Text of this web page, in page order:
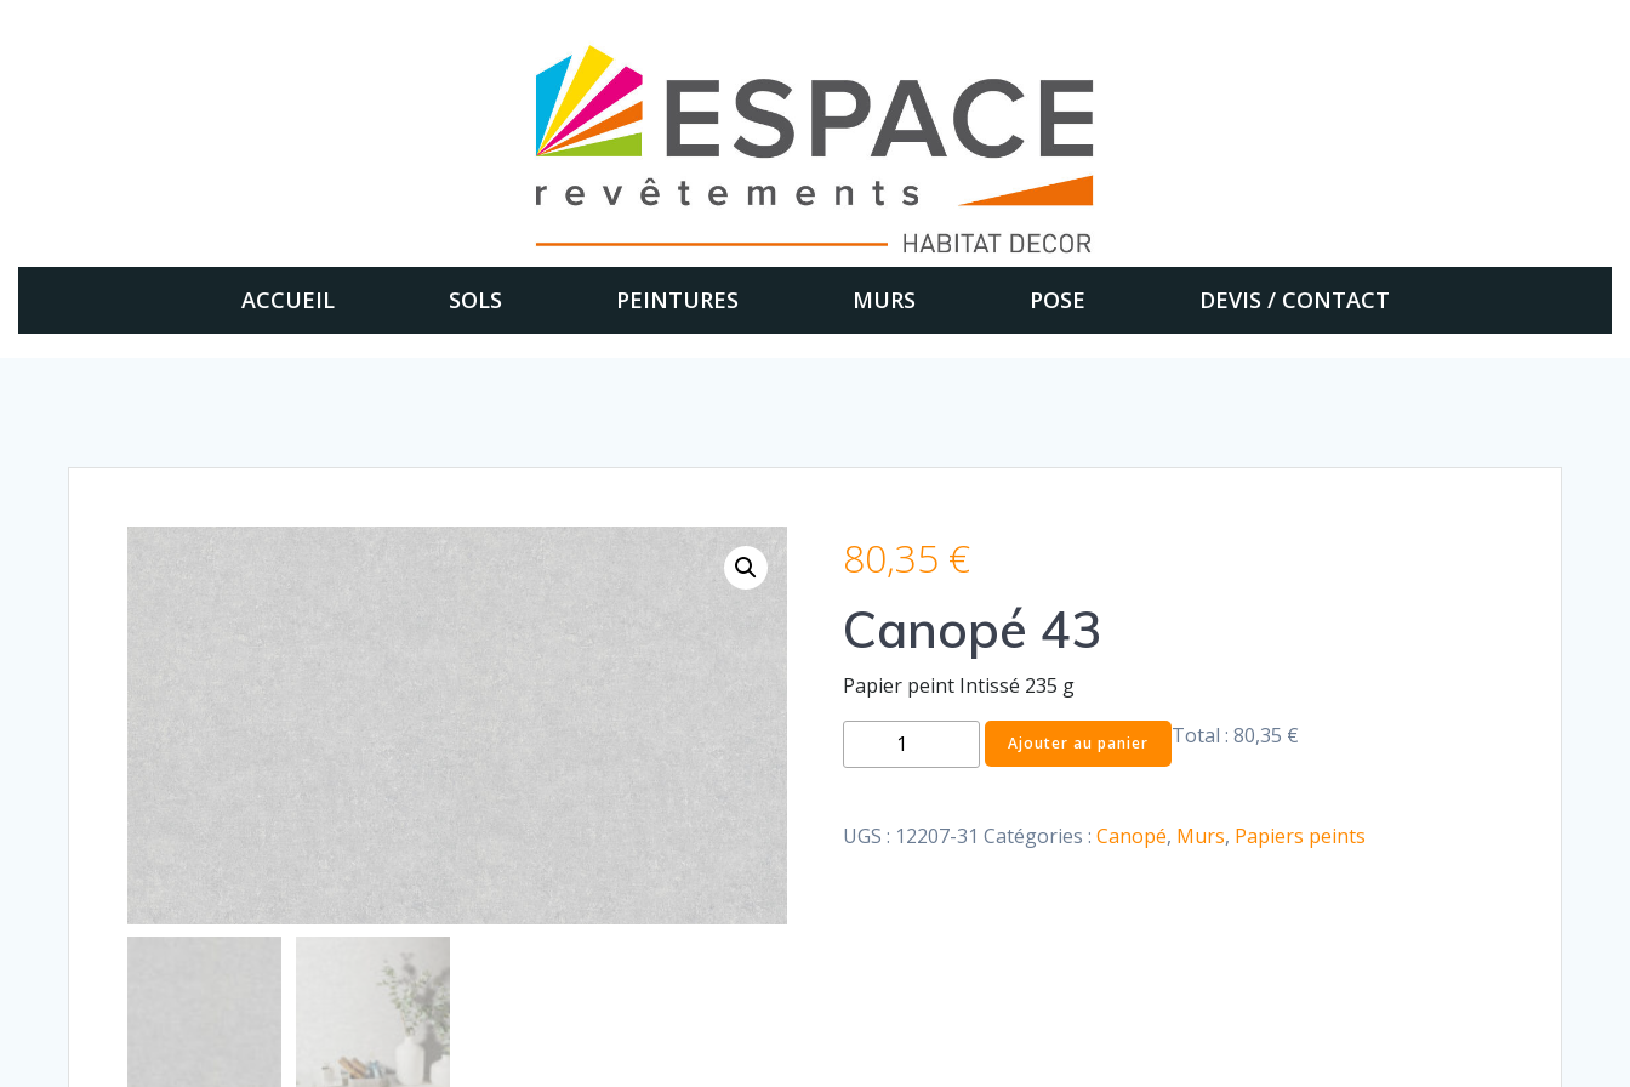
ACCUEIL SOLS PEINTURES MURS POSE DEVIS / CONTACT
80,35 €
Canopé 43
Papier peint Intissé 235 g
quantité
de
43
Ajouter au panier Total :80,35 €
UGS : 12207-31 Catégories : Canopé, Murs, Papiers peints